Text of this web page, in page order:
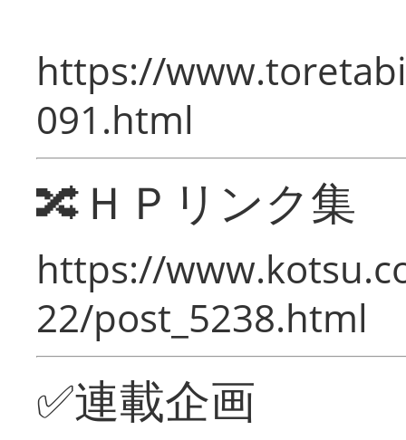
https://
091.html
🔀ＨＰリンク集
https://
22/post_5238.html
✅連載企画